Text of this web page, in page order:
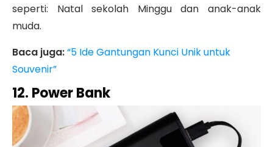
seperti: Natal sekolah Minggu dan anak-anak
muda.
Baca juga:“5 Ide Gantungan Kunci Unik untuk
Souvenir”
12. Power Bank